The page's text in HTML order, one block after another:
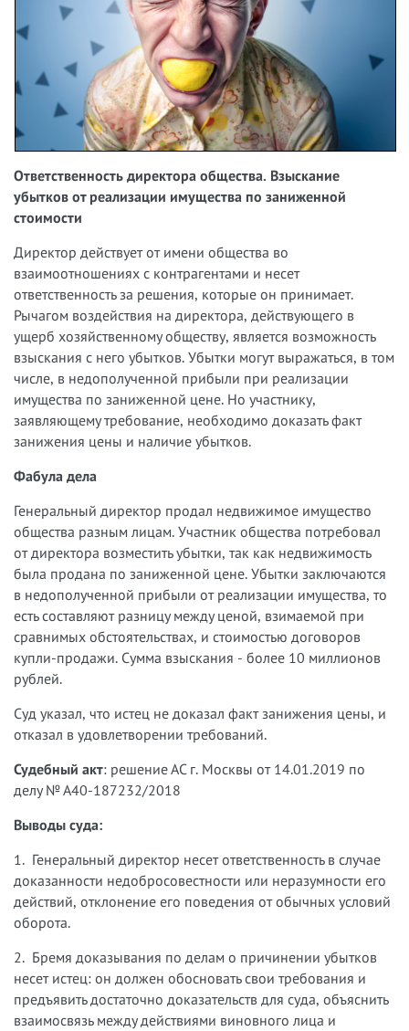
Ответственность директора общества. Взыскание
убытков от реализации имущества по заниженной
стоимости
Директор действует от имени общества во
взаимоотношениях с контрагентами и несет
ответственность за решения, которые он принимает.
Рычагом воздействия на директора, действующего в
ущерб хозяйственному обществу, является возможность
взыскания с него убытков. Убытки могут выражаться, в том
числе, в недополученной прибыли при реализации
имущества по заниженной цене. Но участнику,
заявляющему требование, необходимо доказать факт
занижения цены и наличие убытков.
Фабула дела
Генеральный директор продал недвижимое имущество
общества разным лицам. Участник общества потребовал
от директора возместить убытки, так как недвижимость
была продана по заниженной цене. Убытки заключаются
в недополученной прибыли от реализации имущества, то
есть составляют разницу между ценой, взимаемой при
сравнимых обстоятельствах, и стоимостью договоров
купли-продажи. Сумма взыскания - более 10 миллионов
рублей.
Суд указал, что истец не доказал факт занижения цены, и
отказал в удовлетворении требований.
Судебный акт: решение АС г. Москвы от 14.01.2019 по
делу № А40-187232/2018
Выводы суда:
1. Генеральный директор несет ответственность в случае
доказанности недобросовестности или неразумности его
действий, отклонение его поведения от обычных условий
оборота.
2. Бремя доказывания по делам о причинении убытков
несет истец: он должен обосновать свои требования и
предъявить достаточно доказательств для суда, объяснить
взаимосвязь между действиями виновного лица и